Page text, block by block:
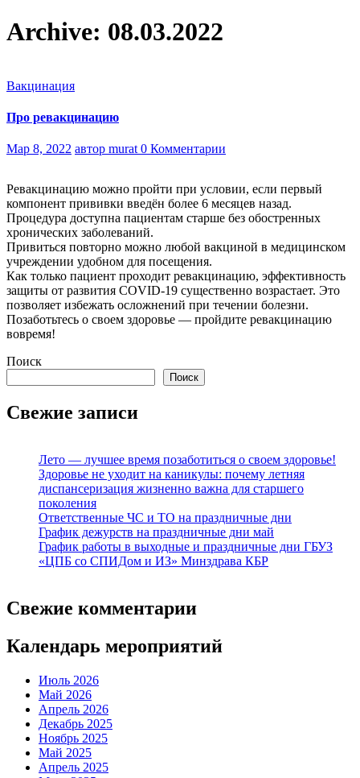
Archive: 08.03.2022
Вакцинация
Про ревакцинацию
Мар 8, 2022 автор murat 0 Комментарии
Ревакцинацию можно пройти при условии, если первый
компонент прививки введён более 6 месяцев назад.
Процедура доступна пациентам старше без обостренных
хронических заболеваний.
Привиться повторно можно любой вакциной в медицинском
учреждении удобном для посещения.
Как только пациент проходит ревакцинацию, эффективность
защиты от развития COVID-19 существенно возрастает. Это
позволяет избежать осложнений при течении болезни.
Позаботьтесь о своем здоровье — пройдите ревакцинацию
вовремя!
Поиск
Поиск
Свежие записи
Лето — лучшее время позаботиться о своем здоровье!
Здоровье не уходит на каникулы: почему летняя
диспансеризация жизненно важна для старшего
поколения
Ответственные ЧС и ТО на праздничные дни
График дежурств на праздничные дни май
График работы в выходные и праздничные дни ГБУЗ
«ЦПБ со СПИДом и ИЗ» Минздрава КБР
Свежие комментарии
Календарь мероприятий
Июль 2026
Май 2026
Апрель 2026
Декабрь 2025
Ноябрь 2025
Май 2025
Апрель 2025